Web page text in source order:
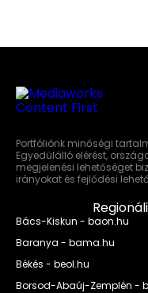
Portfóliónk minőségi
Egyedülálló elérést,
megjelenési lehetőséget
irányokat és fejlődési
Bács-Kiskun - baon.hu
Baranya - bama.hu
Békés - beol.hu
Borsod-Abaúj-Zemplén -